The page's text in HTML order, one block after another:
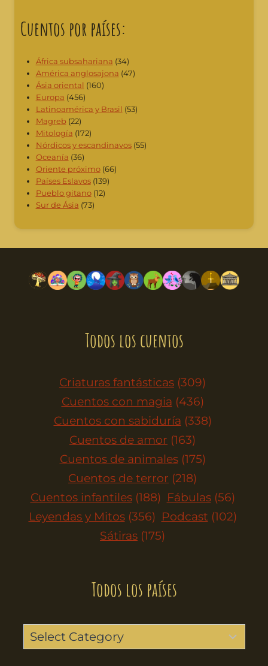
Cuentos por países:
África subsahariana (34)
América anglosajona (47)
Ásia oriental (160)
Europa (456)
Latinoamérica y Brasil (53)
Magreb (22)
Mitología (172)
Nórdicos y escandinavos(55)
Oceanía (36)
Oriente próximo(66)
Países Eslavos(139)
Pueblo gitano(12)
Sur de Ásia (73)
Todos los cuentos
Criaturas fantásticas (309)
Cuentos con magia (436)
Cuentos con sabiduría (338)
Cuentos de amor (163)
Cuentos de animales (175)
Cuentos de terror (218)
Cuentos infantiles (188) Fábulas (56)
Leyendas y Mitos (356) Podcast (102)
Sátiras (175)
Todos los países